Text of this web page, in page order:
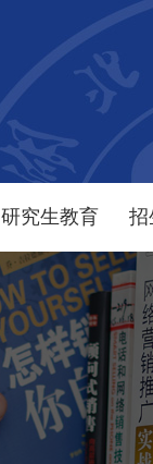
研究生教育 招